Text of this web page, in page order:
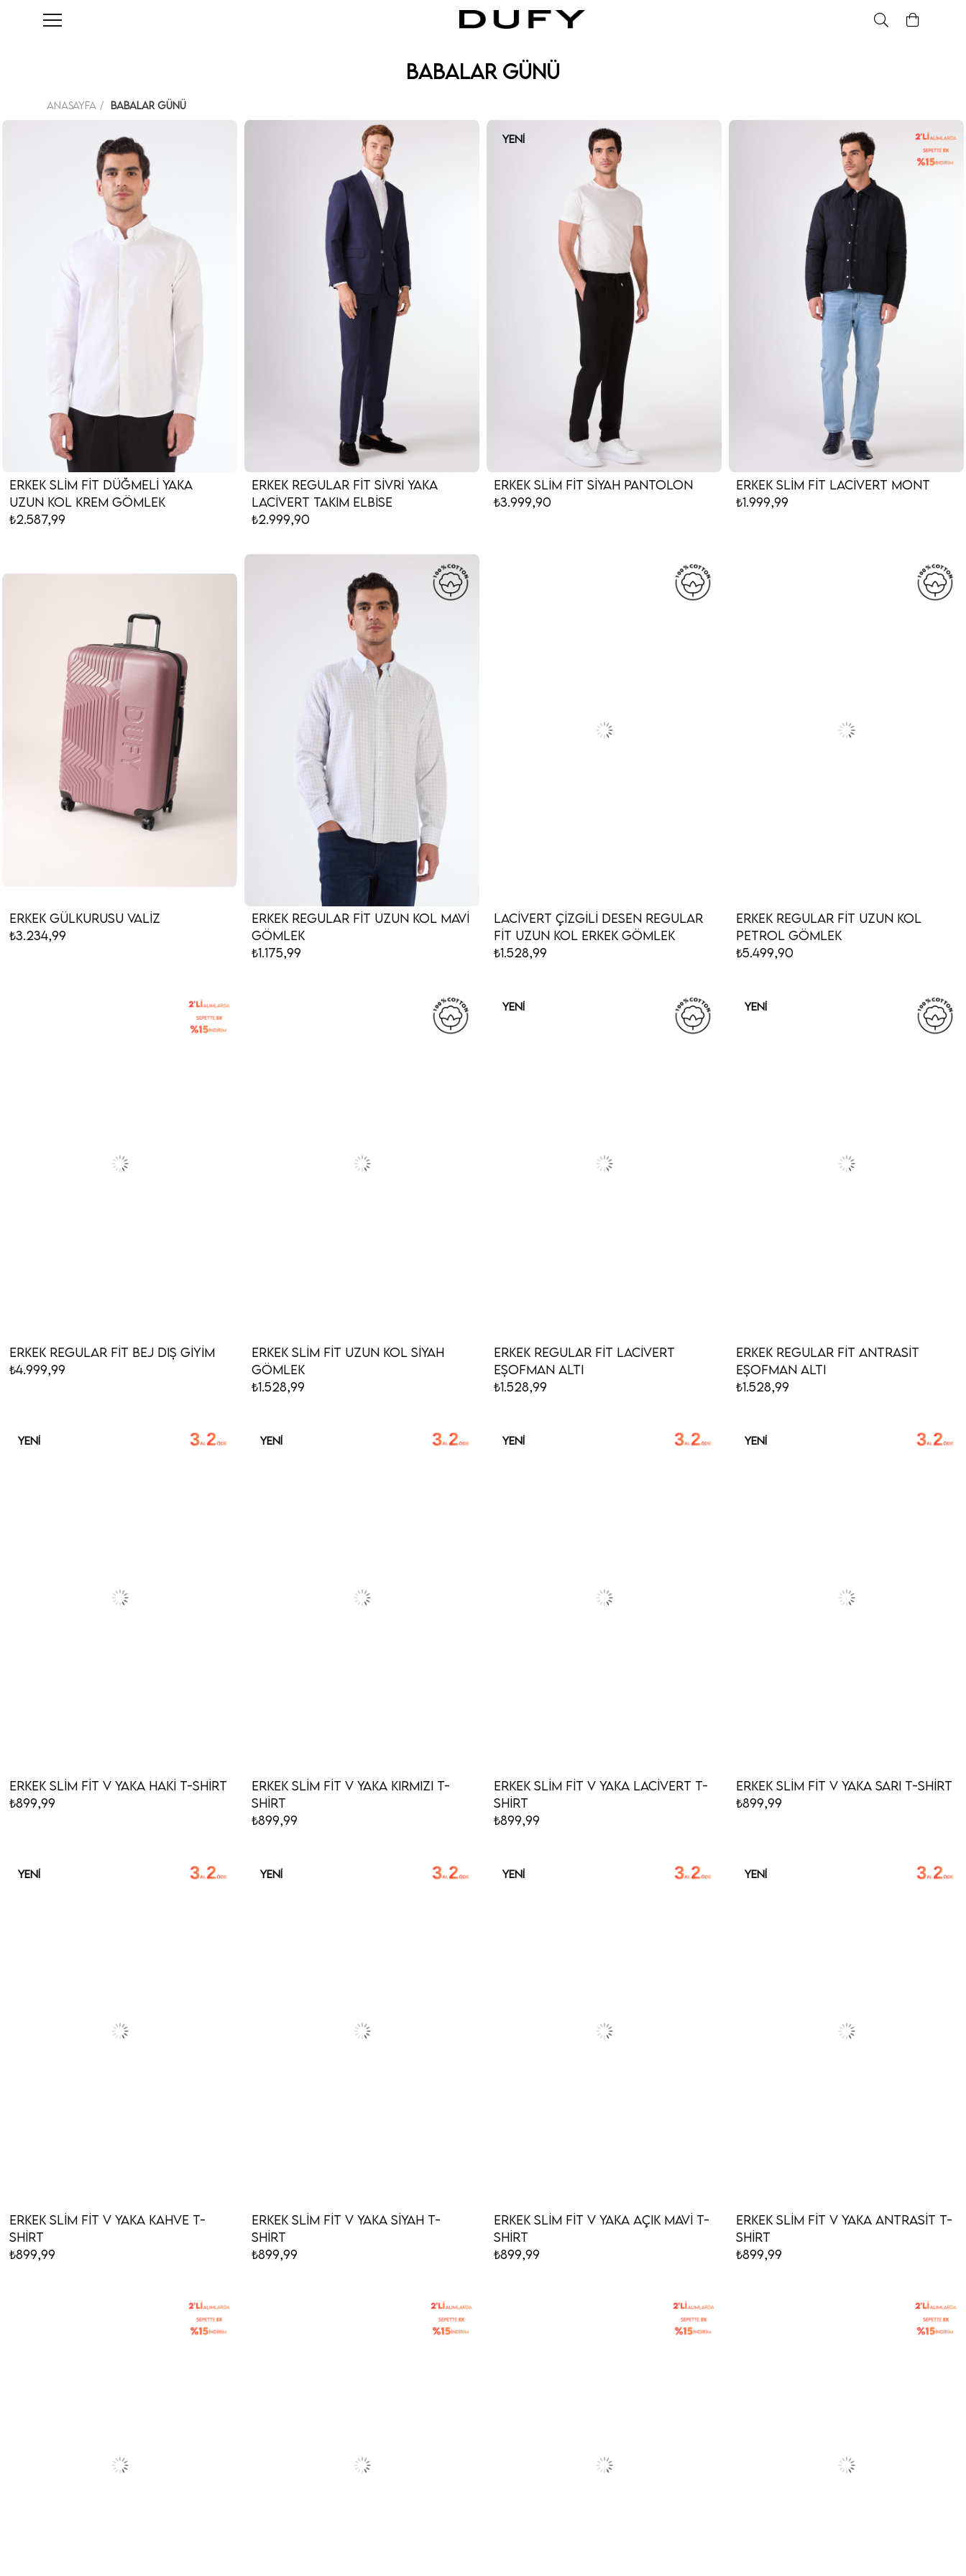
Babalar Günü
Anasayfa Babalar Günü
Erkek Slim Fit Düğmeli Yaka
Uzun Kol Krem Gömlek
₺2.587,99
Erkek Regular Fit Sivri Yaka
Lacivert Takım Elbise
₺2.999,90
Erkek Slim Fit Siyah Pantolon
₺3.999,90
YENI
Erkek Slim Fit Lacivert Mont
₺1.999,99
Erkek Gülkurusu Valiz
₺3.234,99
Erkek Regular Fit Uzun Kol Mavi
Gömlek
₺1.175,99
Lacivert Çizgili Desen Regular
Fit Uzun Kol Erkek Gömlek
₺1.528,99
Erkek Regular Fit Uzun Kol
Petrol Gömlek
₺5.499,90
Erkek Regular Fit Bej Dış Giyim
₺4.999,99
Erkek Slim Fit Uzun Kol Siyah
Gömlek
₺1.528,99
Erkek Regular Fit Lacivert
Eşofman Altı
₺1.528,99
YENI
Erkek Regular Fit Antrasit
Eşofman Altı
₺1.528,99
YENI
Erkek Slim Fit V Yaka Haki T-Shirt
₺899,99
YENI
Erkek Slim Fit V Yaka Kırmızı T-
Shirt
₺899,99
YENI
Erkek Slim Fit V Yaka Lacivert T-
Shirt
₺899,99
YENI
Erkek Slim Fit V Yaka Sarı T-Shirt
₺899,99
YENI
Erkek Slim Fit V Yaka Kahve T-
Shirt
₺899,99
YENI
Erkek Slim Fit V Yaka Siyah T-
Shirt
₺899,99
YENI
Erkek Slim Fit V Yaka Açık Mavi T-
Shirt
₺899,99
YENI
Erkek Slim Fit V Yaka Antrasit T-
Shirt
₺899,99
YENI